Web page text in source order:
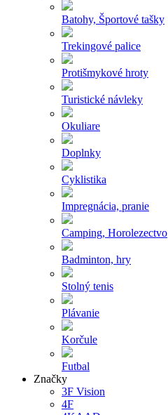
Batohy, Športové tašky
Trekingové palice
Protišmykové hroty
Turistické návleky
Okuliare
Doplnky
Cyklistika
Impregnácia, pranie
Camping, Horolezectvo
Badminton, hry
Stolný tenis
Plávanie
Korčule
Futbal
Značky
3F Vision
4F